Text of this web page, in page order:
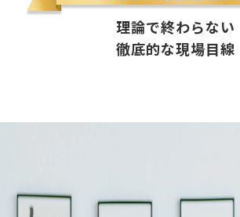
理論で終わらない
徹底的な現場目線